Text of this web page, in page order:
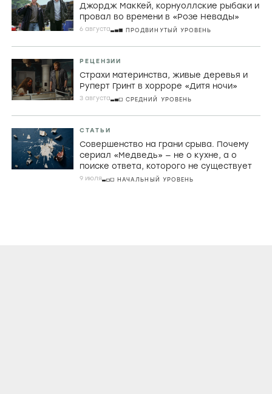
Джордж МакКей, корнуоллские рыбаки и
провал во времени в «Розе Невады»
6 августа ПРОДВИНУТЫЙ УРОВЕНЬ
РЕЦЕНЗИИ
Страхи материнства, живые деревья и
Руперт Гринт в хорроре «Дитя ночи»
3 августа СРЕДНИЙ УРОВЕНЬ
СТАТЬИ
Совершенство на грани срыва. Почему
сериал «Медведь» — не о кухне, а о
поиске ответа, которого не существует
9 июля НАЧАЛЬНЫЙ УРОВЕНЬ